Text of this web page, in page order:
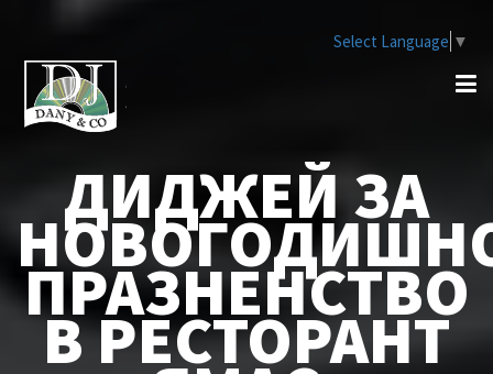
Select Language ▼
ДИДЖЕЙ ЗА
ПРАЗНЕНСТВО
В РЕСТОРАНТ